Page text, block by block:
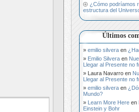
¿Cómo podríamos
estructura del
Últimos
emilio silvera en
Emilio Silvera en
Llegar al Presente no
Laura Navarro en
Llegar al Presente no
emilio silvera en
Mundo?
Learn More Here en
Einstein y Bohr